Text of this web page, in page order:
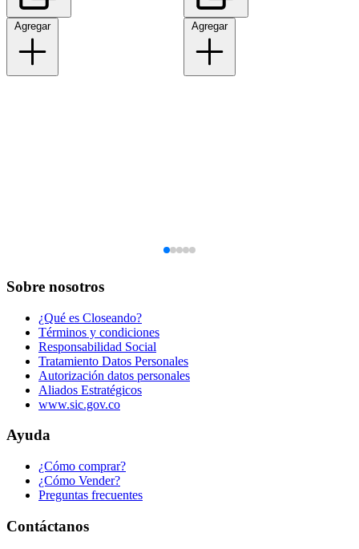
Agregar Agregar
Sobre nosotros
¿Qué es Closeando?
Términos y condiciones
Responsabilidad Social
Tratamiento Datos Personales
Autorización datos personales
Aliados Estratégicos
www.sic.gov.co
Ayuda
¿Cómo comprar?
¿Cómo Vender?
Preguntas frecuentes
Contáctanos